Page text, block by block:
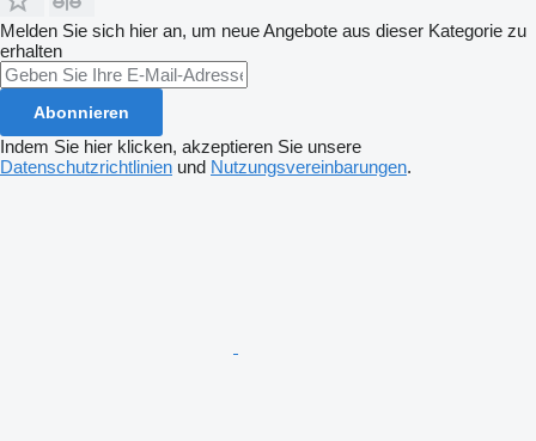
Melden Sie sich hier an, um neue Angebote aus dieser Kategorie zu
erhalten
Abonnieren
Indem Sie hier klicken, akzeptieren Sie unsere
Datenschutzrichtlinien und Nutzungsvereinbarungen.